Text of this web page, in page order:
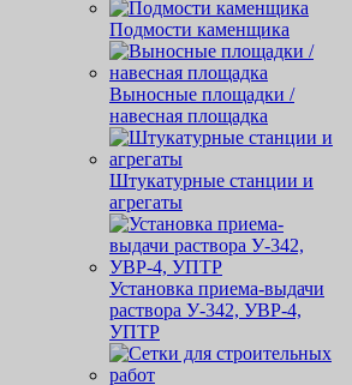
Подмости каменщика
Выносные площадки /
навесная площадка
Штукатурные станции и
агрегаты
Установка приема-выдачи
раствора У-342, УВР-4,
УПТР